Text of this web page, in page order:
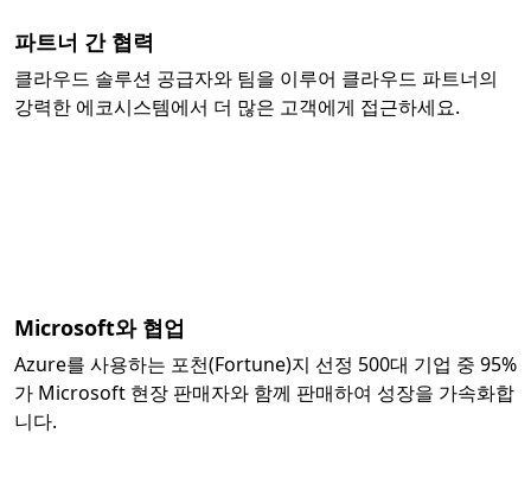
파트너 간 협력
클라우드 솔루션 공급자와 팀을 이루어 클라우드 파트너의
강력한 에코시스템에서 더 많은 고객에게 접근하세요.
Microsoft와 협업
Azure를 사용하는 포천(Fortune)지 선정 500대 기업 중 95%
가 Microsoft 현장 판매자와 함께 판매하여 성장을 가속화합
니다.